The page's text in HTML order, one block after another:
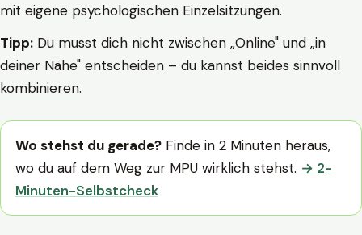
mit eigene psychologischen Einzelsitzungen.
Tipp: Du musst dich nicht zwischen „Online" und „in
deiner Nähe" entscheiden – du kannst beides sinnvoll
kombinieren.
Wo stehst du gerade? Finde in 2 Minuten heraus,
wo du auf dem Weg zur MPU wirklich stehst. → 2-
Minuten-Selbstcheck